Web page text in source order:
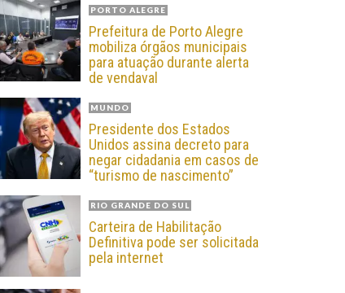
PORTO ALEGRE
Prefeitura de Porto Alegre
mobiliza órgãos municipais
para atuação durante alerta
de vendaval
MUNDO
Presidente dos Estados
Unidos assina decreto para
negar cidadania em casos de
“turismo de nascimento”
RIO GRANDE DO SUL
Carteira de Habilitação
Definitiva pode ser solicitada
pela internet